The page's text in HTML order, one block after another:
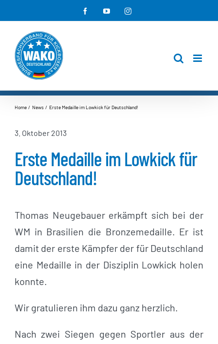
Inhalt
springen
FacebookYouTubeInstagram
Home News Erste Medaille im Lowkick für Deutschland!
3. Oktober 2013
Erste Medaille im Lowkick für
Deutschland!
Thomas Neugebauer erkämpft sich bei der
WM in Brasilien die Bronzemedaille. Er ist
damit der erste Kämpfer der für Deutschland
eine Medaille in der Disziplin Lowkick holen
konnte.
Wir gratulieren ihm dazu ganz herzlich.
Nach zwei Siegen gegen Sportler aus der